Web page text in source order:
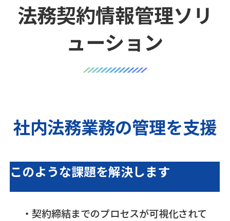
法務契約情報管理ソリ
ューション
社内法務業務の管理を支援
このような課題を解決します
契約締結までのプロセスが可視化されて